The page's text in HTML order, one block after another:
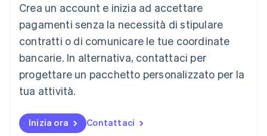
Crea un account e inizia ad accettare
pagamenti senza la necessità di stipulare
contratti o di comunicare le tue coordinate
bancarie. In alternativa, contattaci per
progettare un pacchetto personalizzato per la
tua attività.
Inizia ora Contattaci
DeutschEnglish
Lituania
Français DeutschEnglish
Malaysia
English 简体中文
Malta
Messico
EspañolEnglish